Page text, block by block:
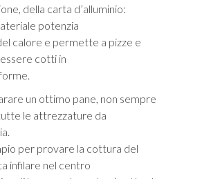
della carta d’alluminio:
potenzia
calore e permette a pizze e
cotti in
un ottimo pane, non sempre
le attrezzature da
per provare la cottura del
infilare nel centro